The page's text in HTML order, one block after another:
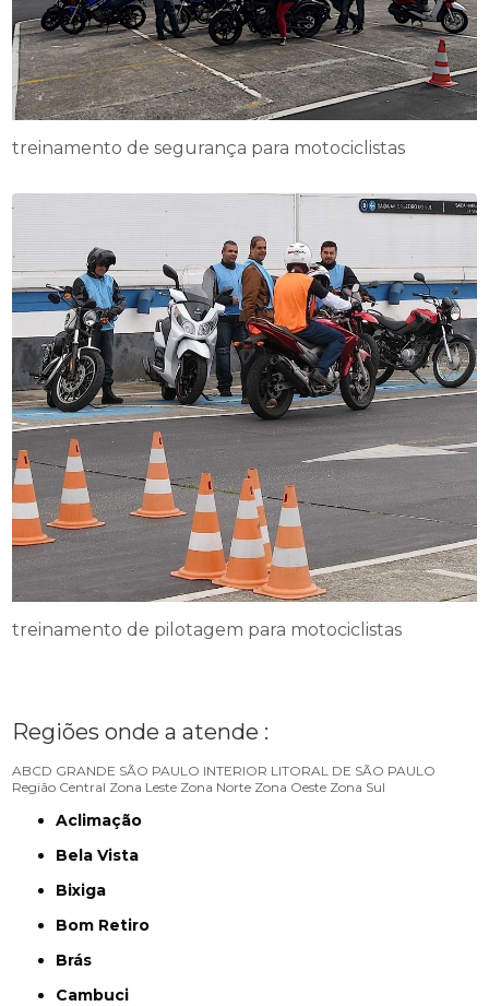
treinamento de segurança para motociclistas
treinamento de pilotagem para motociclistas
Regiões onde a atende :
ABCD GRANDE SÃO PAULO INTERIOR LITORAL DE SÃO PAULO
Região Central Zona Leste Zona Norte Zona Oeste Zona Sul
Aclimação
Bela Vista
Bixiga
Bom Retiro
Brás
Cambuci